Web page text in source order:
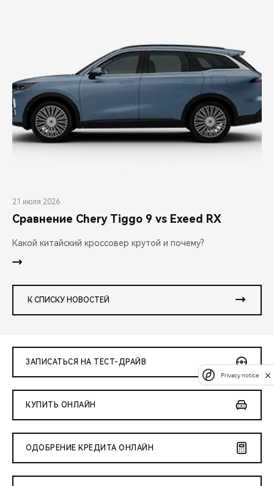
21 июля 2026
Сравнение Chery Tiggo 9 vs Exeed RX
Какой китайский кроссовер крутой и почему?
К СПИСКУ НОВОСТЕЙ
ЗАПИСАТЬСЯ НА ТЕСТ-ДРАЙВ
КУПИТЬ ОНЛАЙН
ОДОБРЕНИЕ КРЕДИТА ОНЛАЙН
Privacy notice